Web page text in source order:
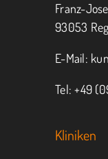
Franz-
93053
E-Mail:
Tel: +49
Kliniken